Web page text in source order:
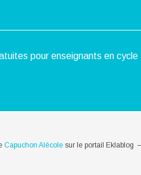
pour enseignants en
Capuchon Alécolesur le portail Eklablog